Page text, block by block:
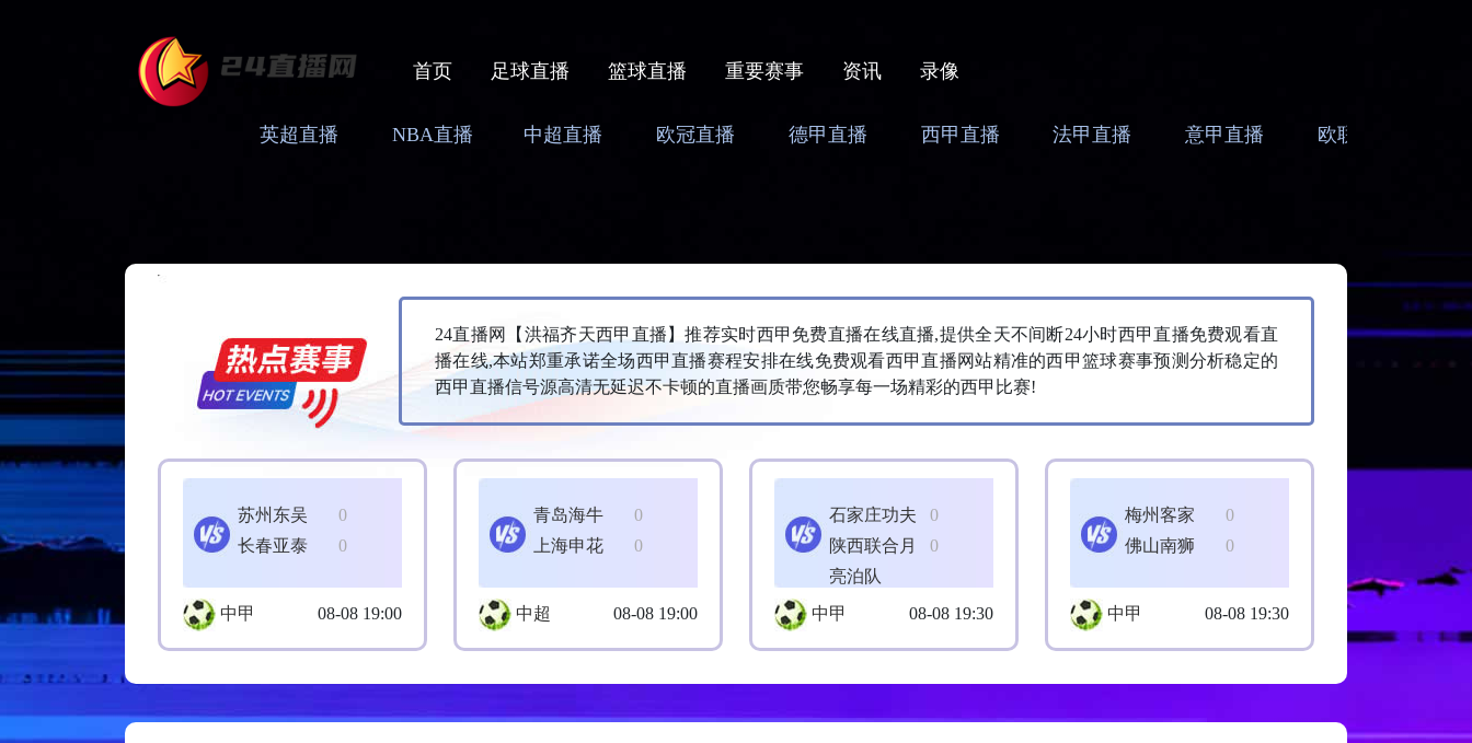
首页 足球直播 篮球直播 重要赛事 资讯 录像
英超直播 NBA直播 中超直播 欧冠直播 德甲直播 西甲直播 法甲直播 意甲直播 欧联直播
24直播网【‌洪福齐天西甲直播】推荐实时西甲免费直播在线直播,提供全天不间断24小时西甲直播免费观看直
播在线,本站郑重承诺全场西甲直播赛程安排在线免费观看西甲直播网站精准的西甲篮球赛事预测分析稳定的
西甲直播信号源高清无延迟不卡顿的直播画质带您畅享每一场精彩的西甲比赛!
0
苏州东吴
0
长春亚泰
中甲 08-08 19:00
0
青岛海牛
0
上海申花
中超 08-08 19:00
0
石家庄功夫
0
陕西联合月
亮泊队
中甲
08-08 19:30
0
梅州客家
0
佛山南狮
中甲 08-08 19:30